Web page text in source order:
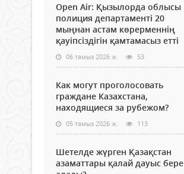
Open Air: Қызылорда облысы
полиция департаменті 20
мыңнан астам көрерменнің
қауіпсіздігін қамтамасыз етті
06 тамыз 2026 ж. 53
Как могут проголосовать
граждане Казахстана,
находящиеся за рубежом?
05 тамыз 2026 ж. 113
Шетелде жүрген Қазақстан
азаматтары қалай дауыс бере